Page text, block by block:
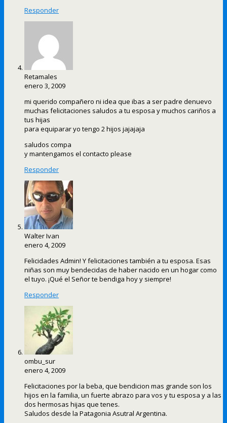
Responder
Retamales
enero 3, 2009
mi querido compañero ni idea que ibas a ser padre denuevo
muchas felicitaciones saludos a tu esposa y muchos cariños a
tus hijas
para equiparar yo tengo 2 hijos jajajaja
saludos compa
y mantengamos el contacto please
Responder
Walter Ivan
enero 4, 2009
Felicidades Admin! Y felicitaciones también a tu esposa. Esas
niñas son muy bendecidas de haber nacido en un hogar como
el tuyo. ¡Qué el Señor te bendiga hoy y siempre!
Responder
ombu_sur
enero 4, 2009
Felicitaciones por la beba, que bendicion mas grande son los
hijos en la familia, un fuerte abrazo para vos y tu esposa y a las
dos hermosas hijas que tenes.
Saludos desde la Patagonia Asutral Argentina.